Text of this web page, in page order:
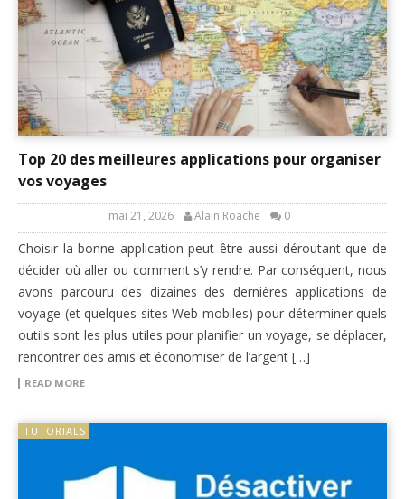
Top 20 des meilleures applications pour organiser
vos voyages
mai 21, 2026 Alain Roache 0
Choisir la bonne application peut être aussi déroutant que de
décider où aller ou comment s’y rendre. Par conséquent, nous
avons parcouru des dizaines des dernières applications de
voyage (et quelques sites Web mobiles) pour déterminer quels
outils sont les plus utiles pour planifier un voyage, se déplacer,
rencontrer des amis et économiser de l’argent […]
READ MORE
TUTORIALS